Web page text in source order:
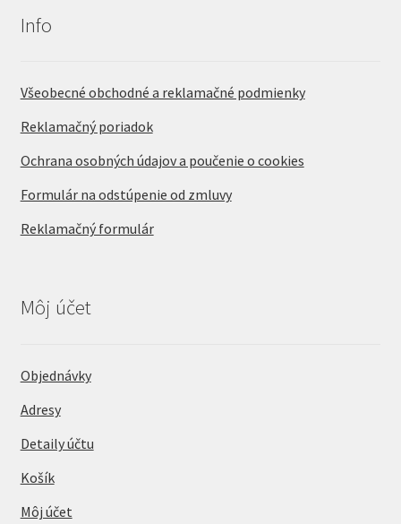
Info
Všeobecné obchodné a reklamačné podmienky
Reklamačný poriadok
Ochrana osobných údajov a poučenie o cookies
Formulár na odstúpenie od zmluvy
Reklamačný formulár
Môj účet
Objednávky
Adresy
Detaily účtu
Košík
Môj účet